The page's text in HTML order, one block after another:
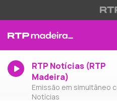
RTP Notícias (RTP
Madeira)
Emissão em simultâneo
Notícias